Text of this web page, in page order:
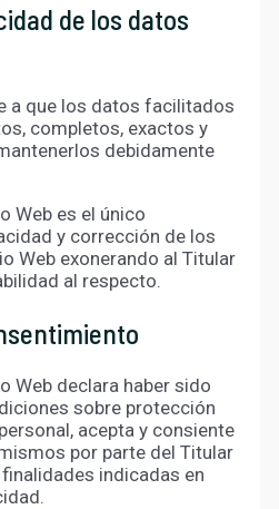
de los datos
a que los datos facilitados
completos, exactos y
debidamente
Web es el único
y corrección de los
Web exonerando al Titular
al respecto.
Web declara haber sido
sobre protección
acepta y consiente
por parte del Titular
indicadas en